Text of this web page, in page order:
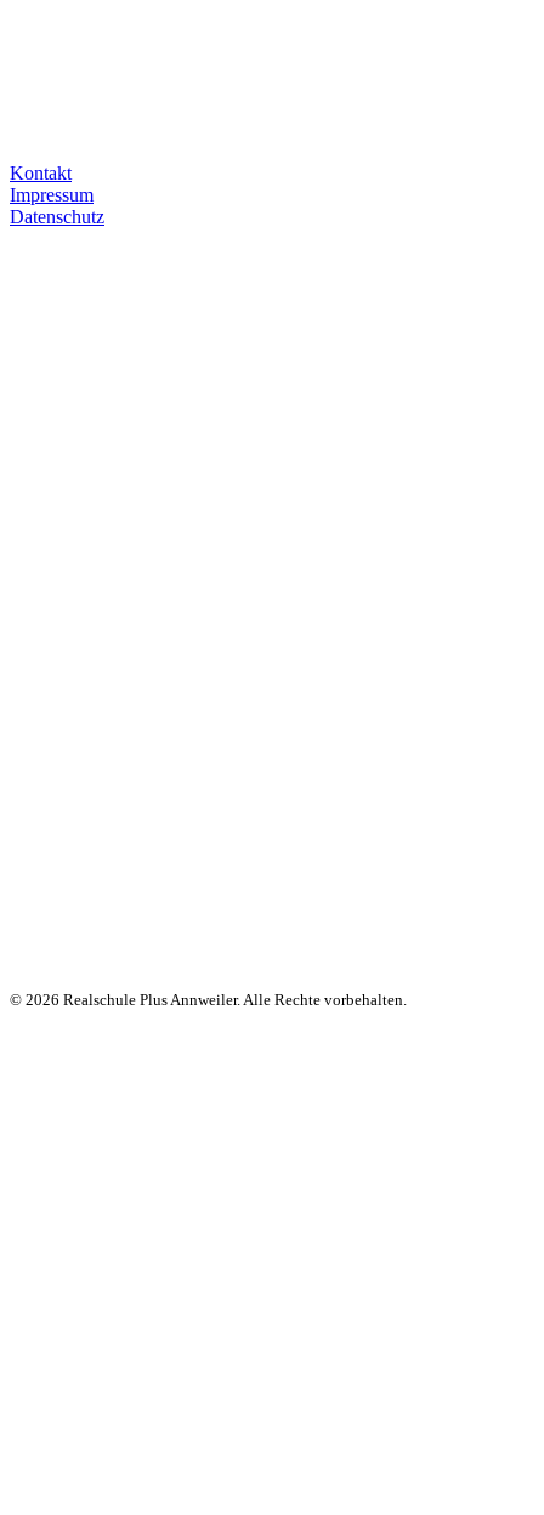
Kontakt
Impressum
Datenschutz
© 2026 Realschule Plus Annweiler. Alle Rechte vorbehalten.